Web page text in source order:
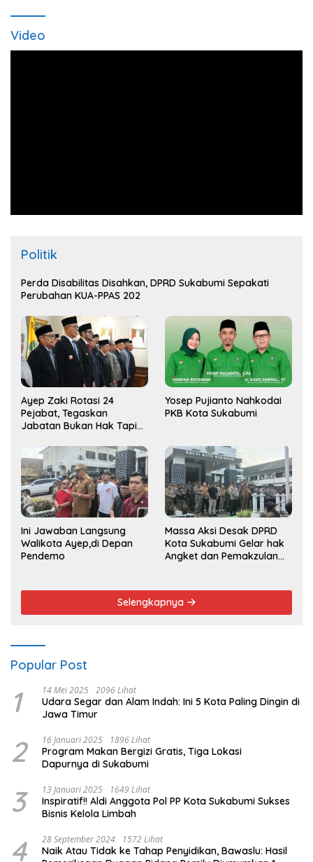
Video
Politik
Perda Disabilitas Disahkan, DPRD Sukabumi Sepakati
Perubahan KUA-PPAS 202
Ayep Zaki Rotasi 24
Pejabat, Tegaskan
Jabatan Bukan Hak Tapi
Yosep Pujianto Nahkodai
PKB Kota Sukabumi
Ini Jawaban Langsung
Walikota Ayep,di Depan
Pendemo
Massa Aksi Desak DPRD
Kota Sukabumi Gelar hak
Angket dan Pemakzulan
Selengkapnya
Popular Post
1 14 Mei 2025 2096 Lihat
Udara Segar dan Alam Indah: Ini 5 Kota Paling Dingin di
Jawa Timur
2 16 Januari 2025 1896 Lihat
Program Makan Bergizi Gratis, Tiga Lokasi
Dapurnya di Sukabumi
3 13 Januari 2025 1649 Lihat
Inspiratif!! Aldi Anggota Pol PP Kota Sukabumi Sukses
Bisnis Kelola Limbah
4 28 September 2024 1572 Lihat
Naik Atau Tidak ke Tahap Penyidikan, Bawaslu: Hasil